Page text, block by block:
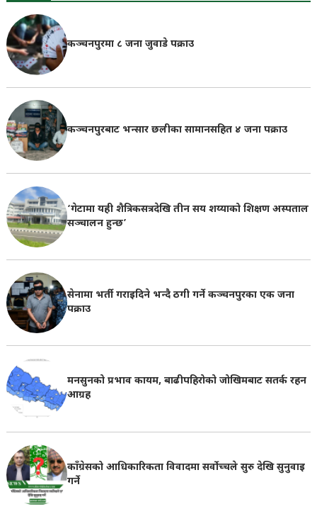
कञ्चनपुरमा ८ जना जुवाडे पक्राउ
कञ्चनपुरबाट भन्सार छलीका सामानसहित ४ जना पक्राउ
‘गेटामा यही शैत्रिकसत्रदेखि तीन सय शय्याको शिक्षण अस्पताल
सञ्चालन हुन्छ’
सेनामा भर्ती गराइदिने भन्दै ठगी गर्ने कञ्चनपुरका एक जना
पक्राउ
मनसुनको प्रभाव कायम, बाढीपहिरोको जोखिमबाट सतर्क रहन
आग्रह
काँग्रेसको आधिकारिकता विवादमा सर्वोच्चले सुरु देखि सुनुवाइ
गर्ने